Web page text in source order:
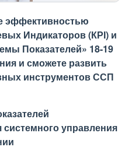
эффективностью
Индикаторов (КРІ) и
Показателей» 18-19
и сможете развить
инструментов ССП
управления